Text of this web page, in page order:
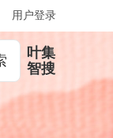
用户登录
叶集
智搜